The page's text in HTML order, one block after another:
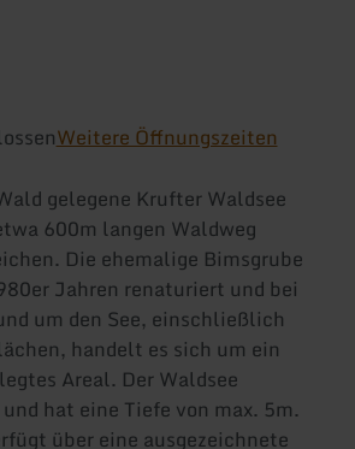
Weitere Öffnungszeiten
gelegene Krufter Waldsee
600m langen Waldweg
Die ehemalige Bimsgrube
Jahren renaturiert und bei
um den See, einschließlich
handelt es sich um ein
Areal. Der Waldsee
hat eine Tiefe von max. 5m.
über eine ausgezeichnete